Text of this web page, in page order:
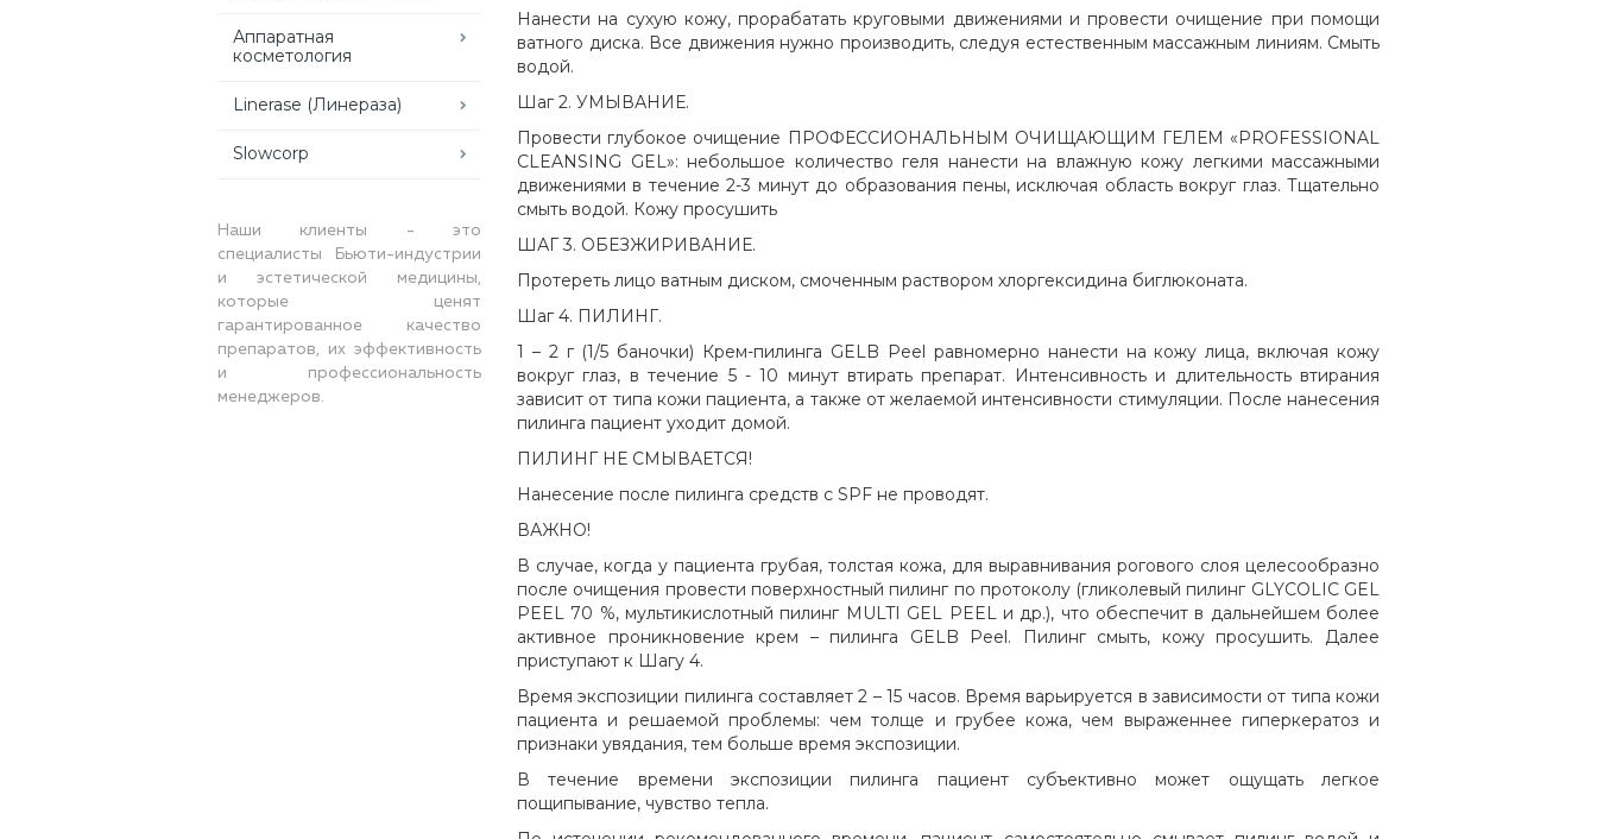
Аппаратная
косметология
Linerase (Линераза)
Slowcorp
Наши клиенты - это
специалисты Бьюти-индустрии
и эстетической медицины,
которые ценят
гарантированное качество
препаратов, их эффективность
и профессиональность
менеджеров.
Нанести на сухую кожу, прорабатать круговыми движениями и провести очищение при помощи
ватного диска. Все движения нужно производить, следуя естественным массажным линиям. Смыть
водой.
Шаг 2. УМЫВАНИЕ.
Провести глубокое очищение ПРОФЕССИОНАЛЬНЫМ ОЧИЩАЮЩИМ ГЕЛЕМ «PROFESSIONAL
CLEANSING GEL»: небольшое количество геля нанести на влажную кожу легкими массажными
движениями в течение 2-3 минут до образования пены, исключая область вокруг глаз. Тщательно
смыть водой. Кожу просушить
ШАГ 3. ОБЕЗЖИРИВАНИЕ.
Протереть лицо ватным диском, смоченным раствором хлоргексидина биглюконата.
Шаг 4. ПИЛИНГ.
1 – 2 г (1/5 баночки) Крем-пилинга GELB Peel равномерно нанести на кожу лица, включая кожу
вокруг глаз, в течение 5 - 10 минут втирать препарат. Интенсивность и длительность втирания
зависит от типа кожи пациента, а также от желаемой интенсивности стимуляции. После нанесения
пилинга пациент уходит домой.
ПИЛИНГ НЕ СМЫВАЕТСЯ!
Нанесение после пилинга средств с SPF не проводят.
ВАЖНО!
В случае, когда у пациента грубая, толстая кожа, для выравнивания рогового слоя целесообразно
после очищения провести поверхностный пилинг по протоколу (гликолевый пилинг GLYCOLIC GEL
PEEL 70 %, мультикислотный пилинг MULTI GEL PEEL и др.), что обеспечит в дальнейшем более
активное проникновение крем – пилинга GELB Peel. Пилинг смыть, кожу просушить. Далее
приступают к Шагу 4.
Время экспозиции пилинга составляет 2 – 15 часов. Время варьируется в зависимости от типа кожи
пациента и решаемой проблемы: чем толще и грубее кожа, чем выраженнее гиперкератоз и
признаки увядания, тем больше время экспозиции.
В течение времени экспозиции пилинга пациент субъективно может ощущать легкое
пощипывание, чувство тепла.